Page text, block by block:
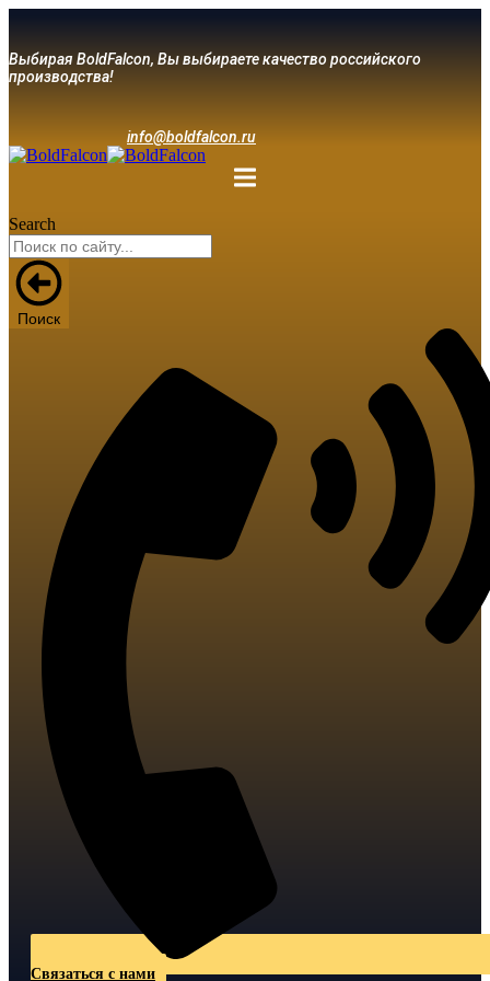
Выбирая BoldFalcon, Вы выбираете качество российского
производства!
info@boldfalcon.ru
Search
Поиск
Связаться с нами